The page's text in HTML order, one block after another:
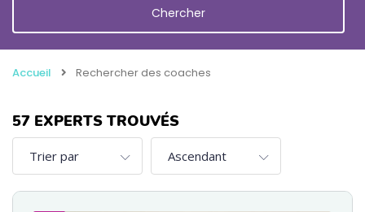
Accueil Rechercher des coaches
57 EXPERTS TROUVÉS